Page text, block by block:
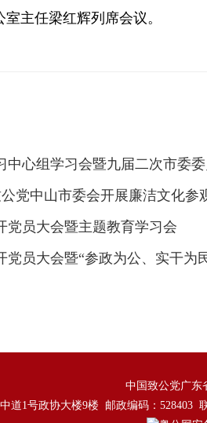
主任梁红辉列席会议。
中心组学习会暨九届二次市委
党中山市委会开展廉洁文化参
党员大会暨主题教育学习会
员大会暨“参政为公、实干为
中国致公党广东
道1号政协大楼9楼 邮政编码：528403